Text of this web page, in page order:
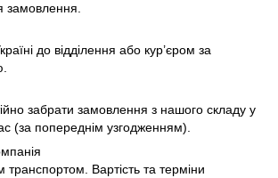
замовлення.
до відділення або кур’єром за
забрати замовлення з нашого складу у
(за попереднім узгодженням).
транспортом. Вартість та терміни